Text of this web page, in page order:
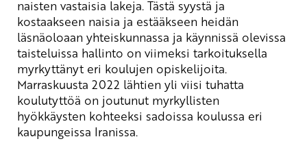
naisten vastaisia lakeja. Tästä syystä ja
kostaakseen naisia ja estääkseen heidän
läsnäoloaan yhteiskunnassa ja käynnissä olevissa
taisteluissa hallinto on viimeksi tarkoituksella
myrkyttänyt eri koulujen opiskelijoita.
Marraskuusta 2022 lähtien yli viisi tuhatta
koulutyttöä on joutunut myrkyllisten
hyökkäysten kohteeksi sadoissa koulussa eri
kaupungeissa Iranissa.